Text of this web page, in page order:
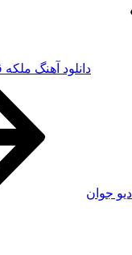
دانلود آهنگ
جوان